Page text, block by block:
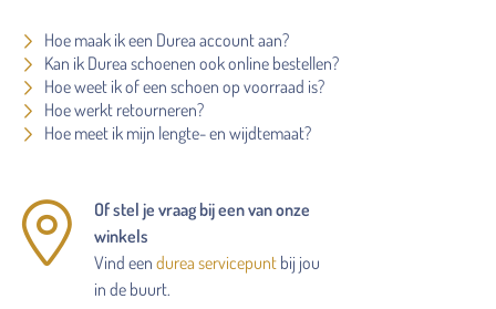
Hoe maak ik een Durea account aan?
Kan ik Durea schoenen ook online bestellen?
Hoe weet ik of een schoen op voorraad is?
Hoe werkt retourneren?
Hoe meet ik mijn lengte- en wijdtemaat?
Of stel je vraag bij een van onze
winkels
Vind een durea servicepunt bij jou
in de buurt.